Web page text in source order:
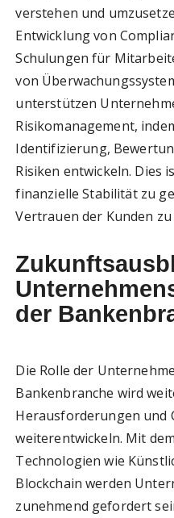
verstehen und
Entwicklung von
Schulungen für
von
unterstützen
Risikomanagement,
Identifizierung,
Risiken entwickeln. Dies
finanzielle Stabilität zu
Vertrauen der Kunden
der
Die Rolle der
Bankenbranche wird
Herausforderungen und
weiterentwickeln. Mit
Technologien wie
Blockchain werden
zunehmend gefordert